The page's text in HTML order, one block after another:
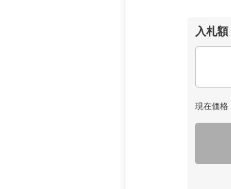
入札額
現在価格